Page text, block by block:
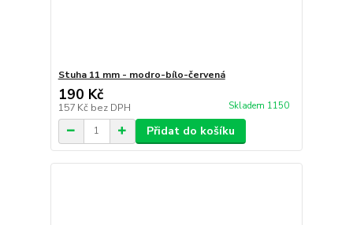
Stuha 11 mm - modro-bílo-červená
190 Kč
157 Kč bez DPH Skladem 1150
Přidat do košíku